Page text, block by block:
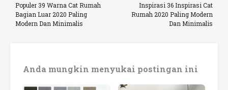
Inspirasi 36 Inspirasi Cat
Rumah 2020 Paling Modern
Dan Minimalis
Populer 39 Warna Cat Rumah
Bagian Luar 2020 Paling
Modern Dan Minimalis
Anda mungkin menyukai postingan ini